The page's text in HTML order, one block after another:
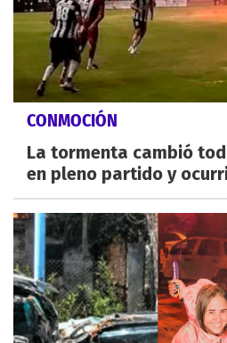
CONMOCIÓN
La tormenta cambió
en pleno partido y